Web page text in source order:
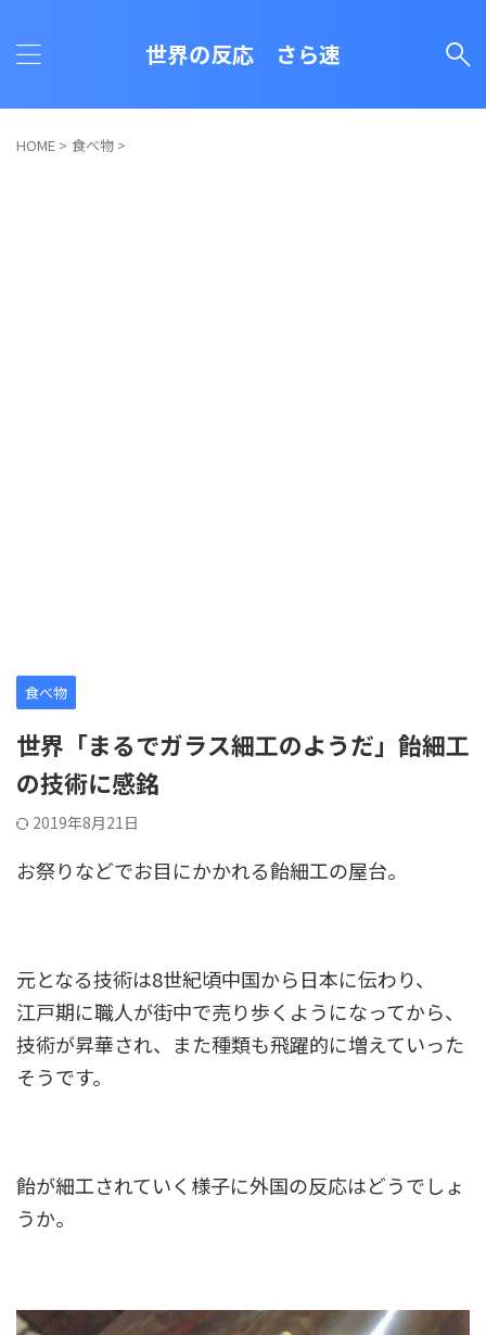
世界の反応 さら速
HOME > 食べ物 >
食べ物
世界「まるでガラス細工のようだ」飴細工
の技術に感銘
2019年8月21日
お祭りなどでお目にかかれる飴細工の屋台。
元となる技術は8世紀頃中国から日本に伝わり、
江戸期に職人が街中で売り歩くようになってから、
技術が昇華され、また種類も飛躍的に増えていった
そうです。
飴が細工されていく様子に外国の反応はどうでしょ
うか。